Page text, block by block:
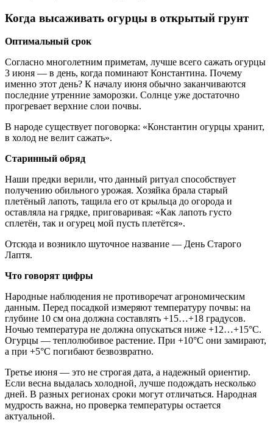
Когда высаживать огурцы в открытый грунт
Оптимальный срок
Согласно многолетним приметам, лучше всего сажать огурцы
3 июня — в день, когда поминают Константина. Почему
именно этот день? К началу июня обычно заканчиваются
последние утренние заморозки. Солнце уже достаточно
прогревает верхние слои почвы.
В народе существует поговорка: «Константин огурцы хранит,
в холод не велит сажать».
Старинный обряд
Наши предки верили, что данный ритуал способствует
получению обильного урожая. Хозяйка брала старый
плетёный лапоть, тащила его от крыльца до огорода и
оставляла на грядке, приговаривая: «Как лапоть густо
сплетён, так и огурец мой пусть плетётся».
Отсюда и возникло шуточное название — День Старого
Лаптя.
Что говорят цифры
Народные наблюдения не противоречат агрономическим
данным. Перед посадкой измеряют температуру почвы: на
глубине 10 см она должна составлять +15…+18 градусов.
Ночью температура не должна опускаться ниже +12…+15°C.
Огурцы — теплолюбивое растение. При +10°C они замирают,
а при +5°C погибают безвозвратно.
Третье июня — это не строгая дата, а надежный ориентир.
Если весна выдалась холодной, лучше подождать несколько
дней. В разных регионах сроки могут отличаться. Народная
мудрость важна, но проверка температуры остается
актуальной.